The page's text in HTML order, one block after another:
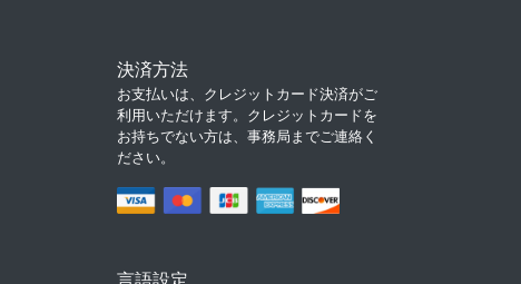
決済方法
お支払いは、クレジットカード決済がご
利用いただけます。クレジットカードを
お持ちでない方は、事務局までご連絡く
ださい。
言語設定